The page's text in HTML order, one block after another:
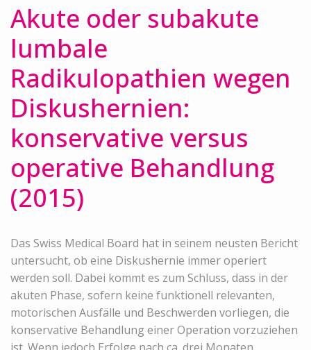
Akute oder subakute
lumbale
Radikulopathien wegen
Diskushernien:
konservative versus
operative Behandlung
(2015)
Das Swiss Medical Board hat in seinem neusten Bericht
untersucht, ob eine Diskushernie immer operiert
werden soll. Dabei kommt es zum Schluss, dass in der
akuten Phase, sofern keine funktionell relevanten,
motorischen Ausfälle und Beschwerden vorliegen, die
konservative Behandlung einer Operation vorzuziehen